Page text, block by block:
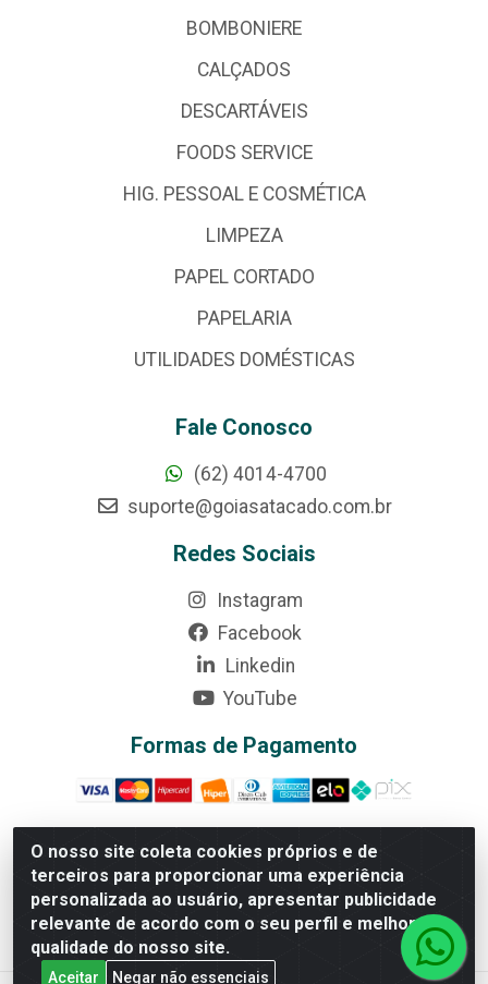
O nosso site coleta cookies próprios e de
terceiros para proporcionar uma experiência
personalizada ao usuário, apresentar publicidade
relevante de acordo com o seu perfil e melhorar a
qualidade do nosso site.
Aceitar Negar não essenciais
BOMBONIERE
CALÇADOS
DESCARTÁVEIS
FOODS SERVICE
HIG. PESSOAL E COSMÉTICA
LIMPEZA
PAPEL CORTADO
PAPELARIA
UTILIDADES DOMÉSTICAS
Fale Conosco
(62) 4014-4700
suporte@goiasatacado.com.br
Redes Sociais
Instagram
Facebook
Linkedin
YouTube
Formas de Pagamento
Rede Brasil - Avenida Universitária, nº 3860, Jardim das
Américas II Etapa - Anápolis/GO - CEP 75070-415 - CNPJ
07.728.073/0002-24